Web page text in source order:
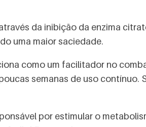
da inibição da enzima
uma maior saciedade.
como um facilitador no
semanas de uso contínuo.
por estimular o